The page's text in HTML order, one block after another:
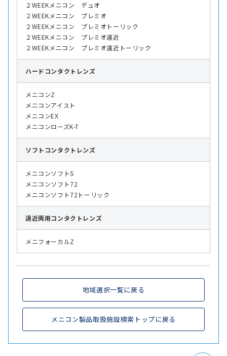
２WEEKメニコン デュオ
２WEEKメニコン プレミオ
２WEEKメニコン プレミオトーリック
２WEEKメニコン プレミオ遠近
２WEEKメニコン プレミオ遠近トーリック
ハード コンタクトレンズ
メニコンZ
メニコンアイスト
メニコンEX
メニコンローズK-T
ソフト コンタクトレンズ
メニコンソフトS
メニコンソフト72
メニコンソフト72トーリック
遠近両用コンタクトレンズ
メニフォーカルZ
地域選択一覧に戻る
メニコン製品取扱施設検索トップに戻る